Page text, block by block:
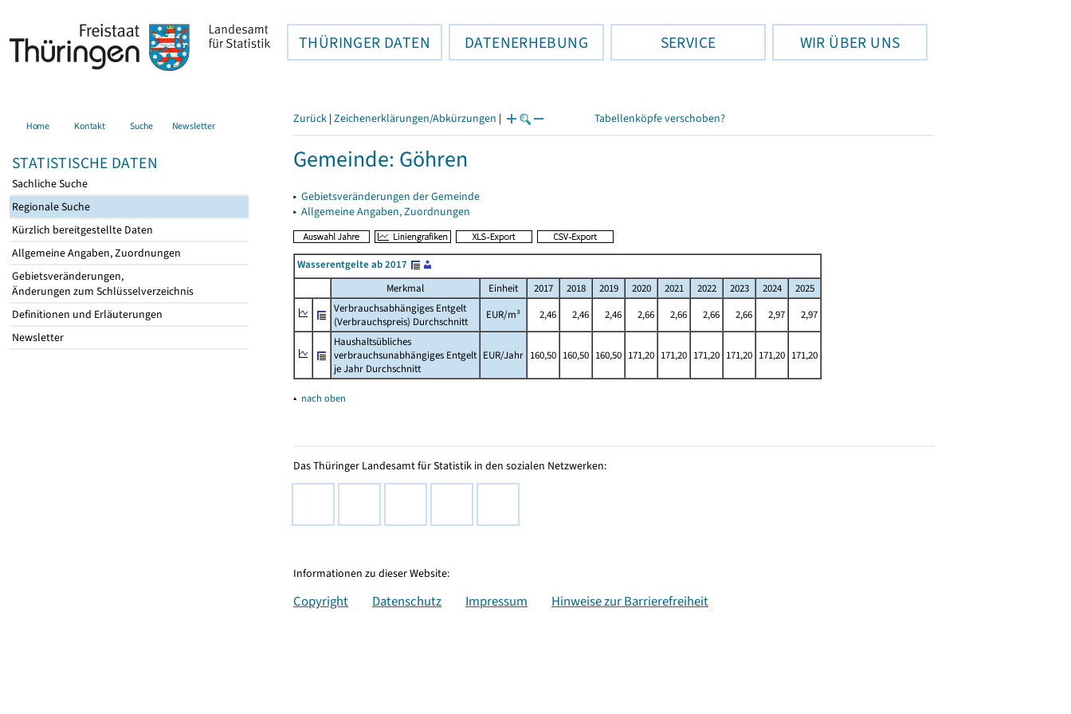
THÜRINGER DATEN DATENERHEBUNG SERVICE WIR ÜBER UNS
Home Kontakt Suche Newsletter
STATISTISCHE DATEN
Sachliche Suche
Regionale Suche
Kürzlich bereitgestellte Daten
Allgemeine Angaben, Zuordnungen
Gebietsveränderungen,
Änderungen zum Schlüsselverzeichnis
Definitionen und Erläuterungen
Newsletter
Zurück | Zeichenerklärungen/Abkürzungen | Tabellenköpfe verschoben?
Gemeinde: Göhren
▸ Gebietsveränderungen der Gemeinde
▸ Allgemeine Angaben, Zuordnungen
Wasserentgelte ab 2017
Merkmal
Einheit 2017 2018 2019 2020 2021 2022 2023 2024
2025
Verbrauchsabhängiges Entgelt
(Verbrauchspreis) Durchschnitt
EUR/m³ 2,46 2,46 2,46 2,66 2,66 2,66 2,66 2,97
2,97
Haushaltsübliches
verbrauchsunabhängiges Entgelt
je Jahr Durchschnitt
EUR/Jahr 160,50 160,50 160,50 171,20 171,20 171,20 171,20 171,20 171,20
▴ nach oben
Das Thüringer Landesamt für Statistik in den sozialen Netzwerken:
Informationen zu dieser Website:
Copyright Datenschutz Impressum Hinweise zur Barrierefreiheit